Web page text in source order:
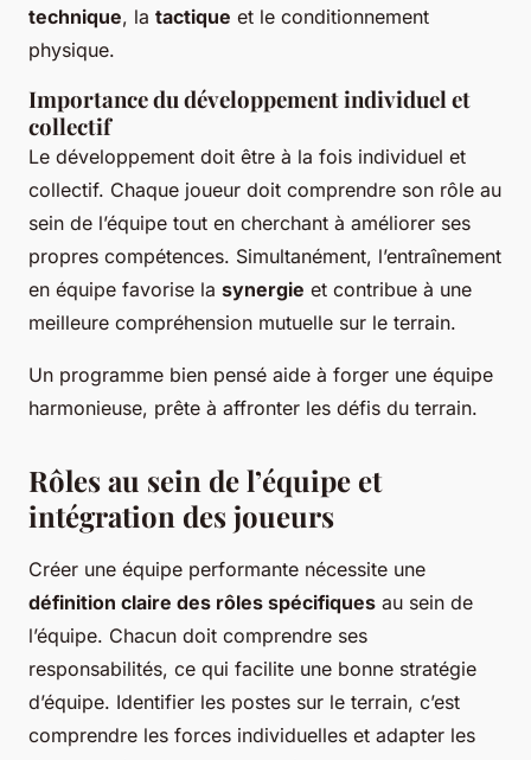
technique, la tactique et le conditionnement
physique.
Importance du développement individuel et
collectif
Le développement doit être à la fois individuel et
collectif. Chaque joueur doit comprendre son rôle au
sein de l’équipe tout en cherchant à améliorer ses
propres compétences. Simultanément, l’entraînement
en équipe favorise la synergie et contribue à une
meilleure compréhension mutuelle sur le terrain.
Un programme bien pensé aide à forger une équipe
harmonieuse, prête à affronter les défis du terrain.
Rôles au sein de l’équipe et
intégration des joueurs
Créer une équipe performante nécessite une
définition claire des rôles spécifiques au sein de
l’équipe. Chacun doit comprendre ses
responsabilités, ce qui facilite une bonne stratégie
d’équipe. Identifier les postes sur le terrain, c’est
comprendre les forces individuelles et adapter les